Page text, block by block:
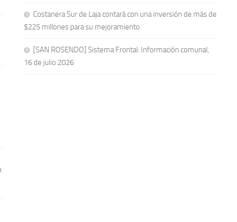
Costanera Sur de Laja contará con una inversión de más de
$225 millones para su mejoramiento
[SAN ROSENDO] Sistema Frontal: Información comunal,
16 de julio 2026